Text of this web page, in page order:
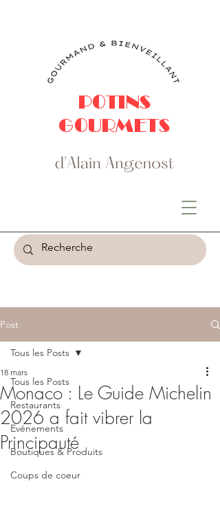
POTINS
GOURMETS
Post
Tous les Posts
Restaurants
Evénements
Boutiques & Produits
Coups de coeur
Tous les Posts
Monaco : Le Guide Michelin
2026 a fait vibrer la
Principauté
18 mars